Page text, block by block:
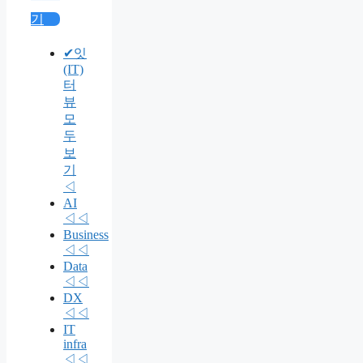
기
✔잇
(IT)
터
뷰
모
두
보
기
◁
AI
◁◁
Business
◁◁
Data
◁◁
DX
◁◁
IT
infra
◁◁